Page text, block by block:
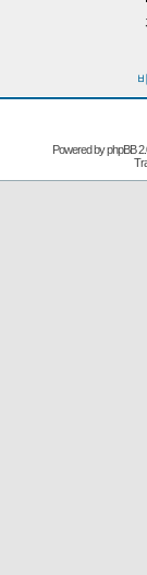
Powered byphpBB